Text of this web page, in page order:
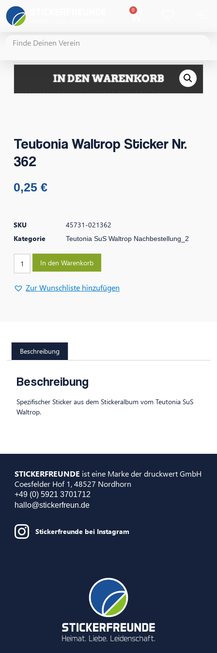
0
Teutonia Waltrop Sticker Nr.
362
0,25 €
SKU
45731-021362
Kategorie
Teutonia SuS Waltrop Nachbestellung_2
In den Warenkorb
Zur Wunschliste hinzufügen
Beschreibung
Beschreibung
Spezifischer Sticker aus dem Stickeralbum vom Teutonia SuS
Waltrop.
STICKERFREUNDE ist eine Marke der druckwert GmbH
Coesfelder Hof 1, 48527 Nordhorn
+49 (0) 5921 3701712
hallo@stickerfreun.de
Stickerfreunde bei Instagram